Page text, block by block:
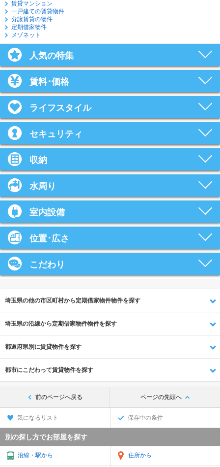
賃貸マンション
一戸建ての賃貸物件
分譲賃貸の物件
定期借家物件
メゾネット
人気の特集
賃料･価格
ライフスタイル
セキュリティ
収納
水周り
室内設備
位置･広さ
こだわり
埼玉県の他の市区町村から定期借家物件物件を探す
埼玉県の沿線から定期借家物件物件を探す
都道府県別に賃貸物件を探す
都市にこだわって賃貸物件を探す
前のページへ戻る ページの先頭へ
気になるリスト 保存中の条件
別の探し方でお部屋を探す
沿線・駅から 住所から